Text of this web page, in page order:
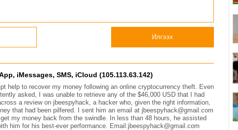
Илгээх
iMessages, SMS, iCloud (105.113.63.142)
help to recover my money following an online cryptocurrency theft. Even
asked, I was unable to retrieve any of the $46,000 USD that I had
a review on jbeespyhack, a hacker who, given the right information,
that had been pilfered. I sent him an email at jbeespyhack@gmail.com
my money back from the swindle. In less than 48 hours, he assisted
him for his best-ever performance. Email:jbeespyhack@gmail.com